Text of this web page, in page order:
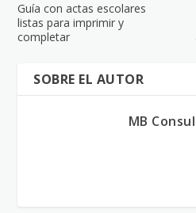
Guía con actas escolares
listas para imprimir y
completar
SOBRE EL AUTOR
MB